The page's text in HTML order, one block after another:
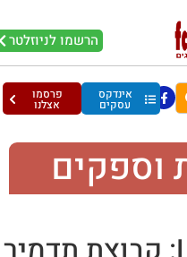
הרשמו לניוזלטר
אינדקס
עסקים
פרסמו
אצלנו